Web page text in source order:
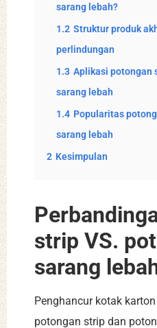
sarang lebah?
1.2 Struktur produk
perlindungan
1.3 Aplikasi potongan
sarang lebah
1.4 Popularitas
sarang lebah
2 Kesimpulan
strip VS.
sarang
Penghancur kotak
potongan strip dan